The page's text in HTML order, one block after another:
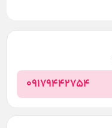
09179442754